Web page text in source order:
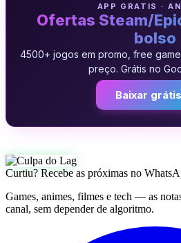
APP GRATIS ·
Ofertas Steam/
bolso
4500+ jogos em promo, free
preço. Grátis no
Baixar
Curtiu? Recebe as próximas no
Games, animes, filmes e tech — as
canal, sem depender de algoritmo.